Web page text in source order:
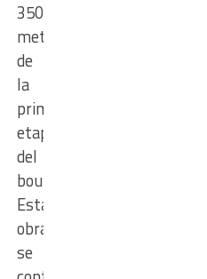
350
metros
de
la
primera
etapa
del
boulevard.
Esta
obra
se